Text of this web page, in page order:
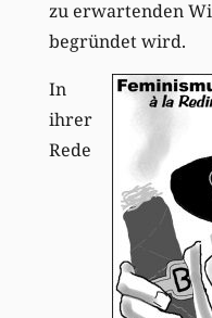
zu erwartenden
begründet wird.
In
ihrer
Rede